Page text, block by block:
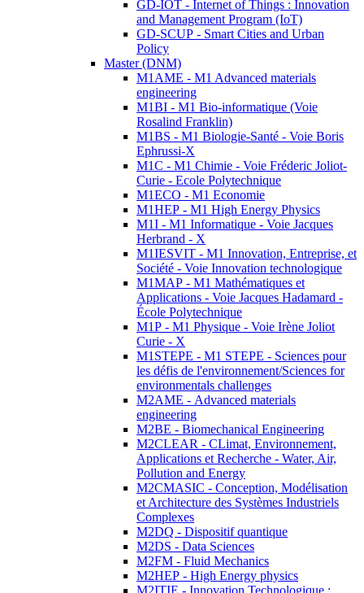
GD-IOT - Internet of Things : Innovation
and Management Program (IoT)
GD-SCUP - Smart Cities and Urban
Policy
Master (DNM)
M1AME - M1 Advanced materials
engineering
M1BI - M1 Bio-informatique (Voie
Rosalind Franklin)
M1BS - M1 Biologie-Santé - Voie Boris
Ephrussi-X
M1C - M1 Chimie - Voie Fréderic Joliot-
Curie - Ecole Polytechnique
M1ECO - M1 Economie
M1HEP - M1 High Energy Physics
M1I - M1 Informatique - Voie Jacques
Herbrand - X
M1IESVIT - M1 Innovation, Entreprise, et
Société - Voie Innovation technologique
M1MAP - M1 Mathématiques et
Applications - Voie Jacques Hadamard -
École Polytechnique
M1P - M1 Physique - Voie Irène Joliot
Curie - X
M1STEPE - M1 STEPE - Sciences pour
les défis de l'environnement/Sciences for
environmentals challenges
M2AME - Advanced materials
engineering
M2BE - Biomechanical Engineering
M2CLEAR - CLimat, Environnement,
Applications et Recherche - Water, Air,
Pollution and Energy
M2CMASIC - Conception, Modélisation
et Architecture des Systèmes Industriels
Complexes
M2DQ - Dispositif quantique
M2DS - Data Sciences
M2FM - Fluid Mechanics
M2HEP - High Energy physics
M2ITIE - Innovation Technologique :